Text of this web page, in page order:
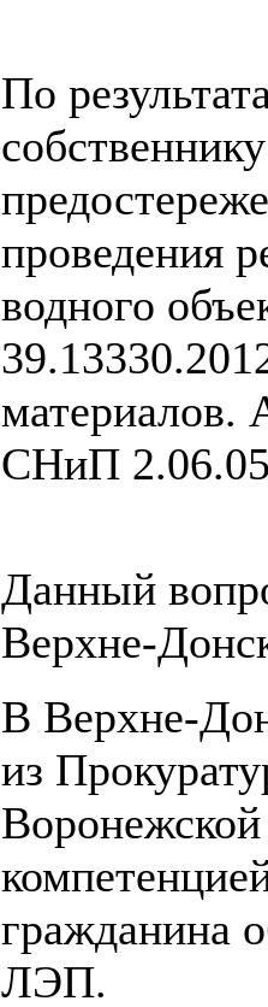
По
проведения
водного
материалов.
СНиП
Данный
Верхне-
В Верхне-
из
Воронежской
гражданина
ЛЭП.